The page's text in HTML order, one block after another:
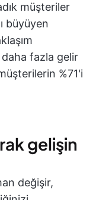
müşteriler
büyüyen
fazla gelir
%71'i
gelişin
değişir,